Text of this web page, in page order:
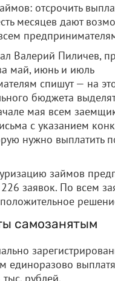
отсрочить
месяцев дают
Валерий Пиличев,
май, июнь и июль
спишут — на
бюджета
мая всем
с указанием
нужно выплатить
займов
заявок. По всем
самозанятым
единоразово